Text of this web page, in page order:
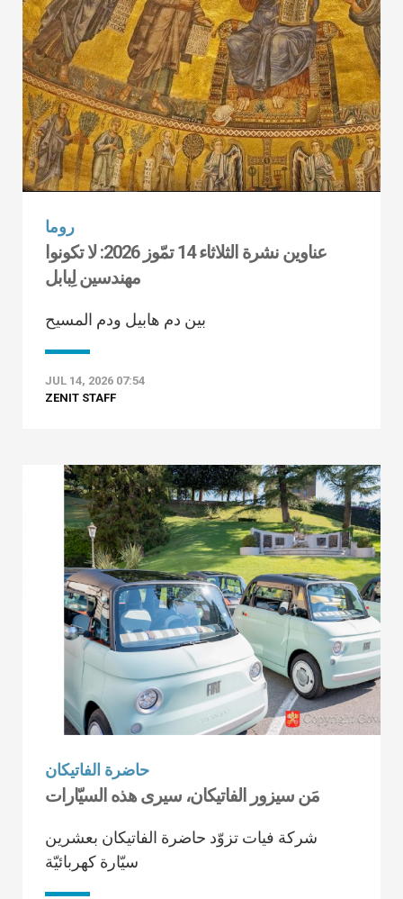
روما
عناوين نشرة الثلاثاء 14 تمّوز 2026: لا تكونوا
مهندسين لِبابل
بين دم هابيل ودم المسيح
JUL 14, 2026 07:54
ZENIT STAFF
حاضرة الفاتيكان
مَن سيزور الفاتيكان، سيرى هذه السيّارات
شركة فيات تزوّد حاضرة الفاتيكان بعشرين
سيّارة كهربائيّة